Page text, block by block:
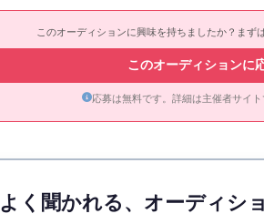
このオーディションに興味を持ちましたか？まず
このオーディションに
応募は無料です。詳細は主催者サイト
よく聞かれる、オーディシ